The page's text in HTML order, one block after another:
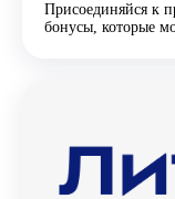
Присоединяйся к
бонусы, которые